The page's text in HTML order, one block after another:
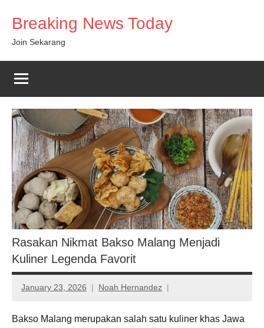
content
Breaking News Today
Join Sekarang
Rasakan Nikmat Bakso Malang Menjadi
Kuliner Legenda Favorit
January 23, 2026 Noah Hernandez
Bakso Malang merupakan salah satu kuliner khas Jawa